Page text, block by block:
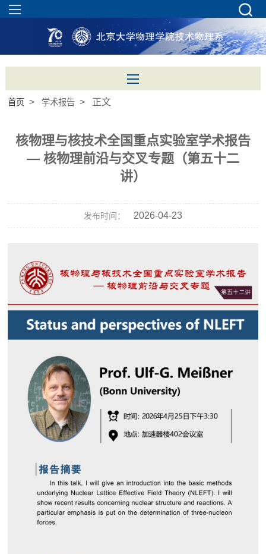
首页 > 学术报告 > 正文
核物理与核技术全国重点实验室学术报告
— 核物理前沿与交叉专题（第五十二
讲）
发布时间： 2026-04-23